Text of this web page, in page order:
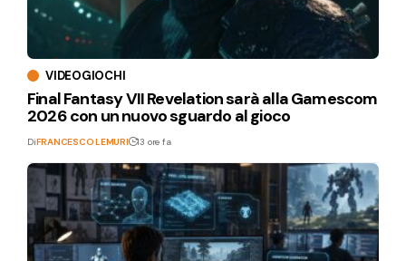
VIDEOGIOCHI
Final Fantasy VII Revelation sarà alla Gamescom
2026 con un nuovo sguardo al gioco
DiFRANCESCO LEMURI 13 ore fa